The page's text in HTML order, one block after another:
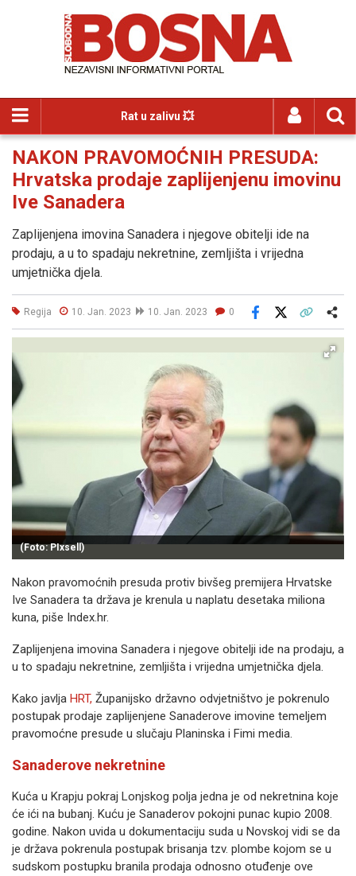
Rat u zalivu 💥
NAKON PRAVOMOĆNIH PRESUDA:
Hrvatska prodaje zaplijenjenu imovinu
Ive Sanadera
Zaplijenjena imovina Sanadera i njegove obitelji ide na
prodaju, a u to spadaju nekretnine, zemljišta i vrijedna
umjetnička djela.
Regija 10. Jan. 2023 10. Jan. 2023 0
Facebook
(Foto: PIxsell)
Nakon pravomoćnih presuda protiv bivšeg premijera Hrvatske
Ive Sanadera ta država je krenula u naplatu desetaka miliona
kuna, piše Index.hr.
Zaplijenjena imovina Sanadera i njegove obitelji ide na prodaju, a
u to spadaju nekretnine, zemljišta i vrijedna umjetnička djela.
Kako javlja HRT, Županijsko državno odvjetništvo je pokrenulo
postupak prodaje zaplijenjene Sanaderove imovine temeljem
pravomoćne presude u slučaju Planinska i Fimi media.
Sanaderove nekretnine
Kuća u Krapju pokraj Lonjskog polja jedna je od nekretnina koje
će ići na bubanj. Kuću je Sanaderov pokojni punac kupio 2008.
godine. Nakon uvida u dokumentaciju suda u Novskoj vidi se da
je država pokrenula postupak brisanja tzv. plombe kojom se u
sudskom postupku branila prodaja odnosno otuđenje ove